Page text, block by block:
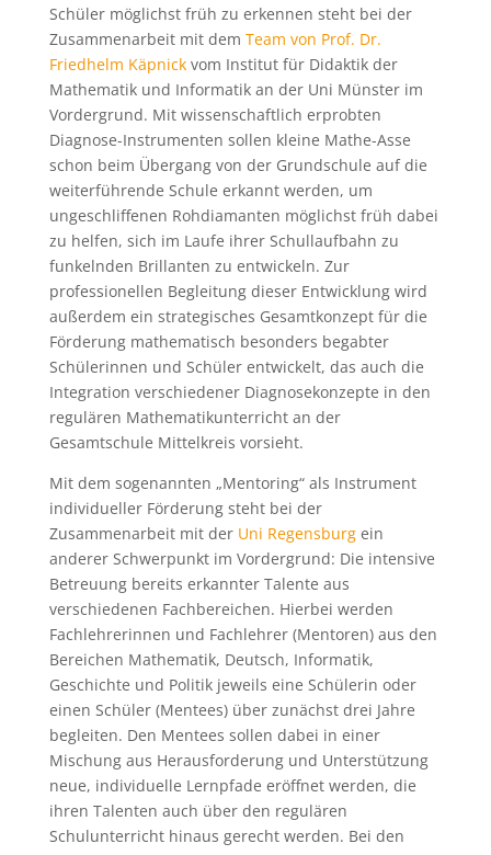
Schüler möglichst früh zu erkennen steht bei der
Zusammenarbeit mit dem Team von Prof. Dr.
Friedhelm Käpnickvom Institut für Didaktik der
Mathematik und Informatik an der Uni Münster im
Vordergrund. Mit wissenschaftlich erprobten
Diagnose-Instrumenten sollen kleine Mathe-Asse
schon beim Übergang von der Grundschule auf die
weiterführende Schule erkannt werden, um
ungeschliffenen Rohdiamanten möglichst früh dabei
zu helfen, sich im Laufe ihrer Schullaufbahn zu
funkelnden Brillanten zu entwickeln. Zur
professionellen Begleitung dieser Entwicklung wird
außerdem ein strategisches Gesamtkonzept für die
Förderung mathematisch besonders begabter
Schülerinnen und Schüler entwickelt, das auch die
Integration verschiedener Diagnosekonzepte in den
regulären Mathematikunterricht an der
Gesamtschule Mittelkreis vorsieht.
Mit dem sogenannten „Mentoring“ als Instrument
individueller Förderung steht bei der
Zusammenarbeit mit der Uni Regensburgein
anderer Schwerpunkt im Vordergrund: Die intensive
Betreuung bereits erkannter Talente aus
verschiedenen Fachbereichen. Hierbei werden
Fachlehrerinnen und Fachlehrer (Mentoren) aus den
Bereichen Mathematik, Deutsch, Informatik,
Geschichte und Politik jeweils eine Schülerin oder
einen Schüler (Mentees) über zunächst drei Jahre
begleiten. Den Mentees sollen dabei in einer
Mischung aus Herausforderung und Unterstützung
neue, individuelle Lernpfade eröffnet werden, die
ihren Talenten auch über den regulären
Schulunterricht hinaus gerecht werden. Bei den